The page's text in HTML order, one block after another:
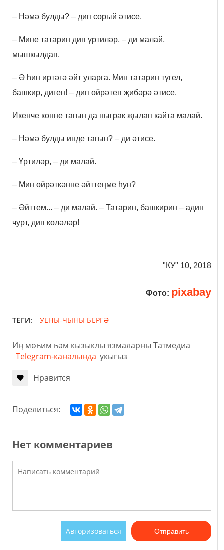
– Нәмә булды? – дип сорый әтисе.
– Мине татарин дип үртиләр, – ди малай,
мышкылдап.
– Ә һин иртәгә әйт уларга. Мин татарин түгел,
башкир, диген! – дип өйрәтеп җибәрә әтисе.
Икенче көнне тагын да ныграк җылап кайта малай.
– Нәмә булды инде тагын? – ди әтисе.
– Үртиләр, – ди малай.
– Мин өйрәткәнне әйттеңме һун?
– Әйттем... – ди малай. – Татарин, башкирин – адин
чурт, дип көләләр!
"КУ" 10, 2018
Фото: pixabay
ТЕГИ: УЕНЫ-ЧЫНЫ БЕРГӘ
Иң мөһим һәм кызыклы язмаларны Татмедиа
Telegram-каналында укыгыз
Нравится
Поделиться:
Нет комментариев
Авторизоваться Отправить